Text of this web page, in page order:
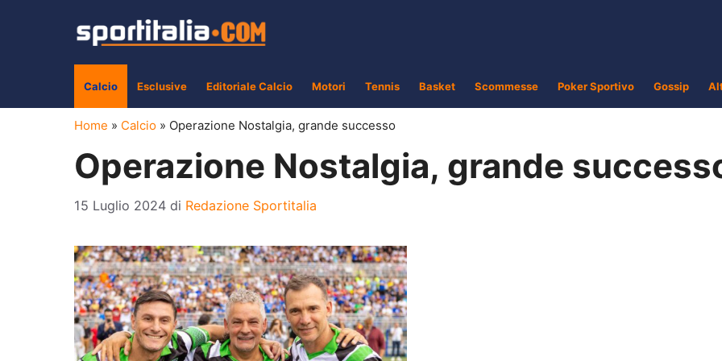
Calcio Esclusive Editoriale Calcio Motori Tennis Basket Scommesse Poker Sportivo Gossip
Home » Calcio » Operazione Nostalgia, grande successo
Operazione Nostalgia, grande
15 Luglio 2024 di Redazione Sportitalia